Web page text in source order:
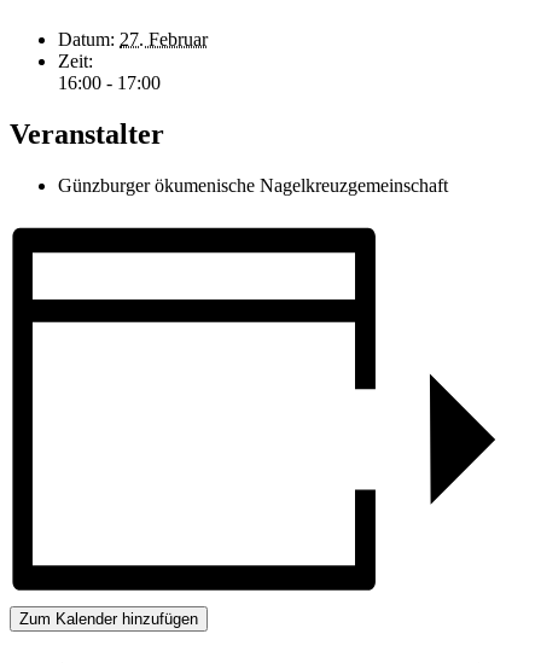
Datum: 27. Februar
Zeit:
16:00 - 17:00
Veranstalter
Günzburger ökumenische Nagelkreuzgemeinschaft
Zum Kalender hinzufügen